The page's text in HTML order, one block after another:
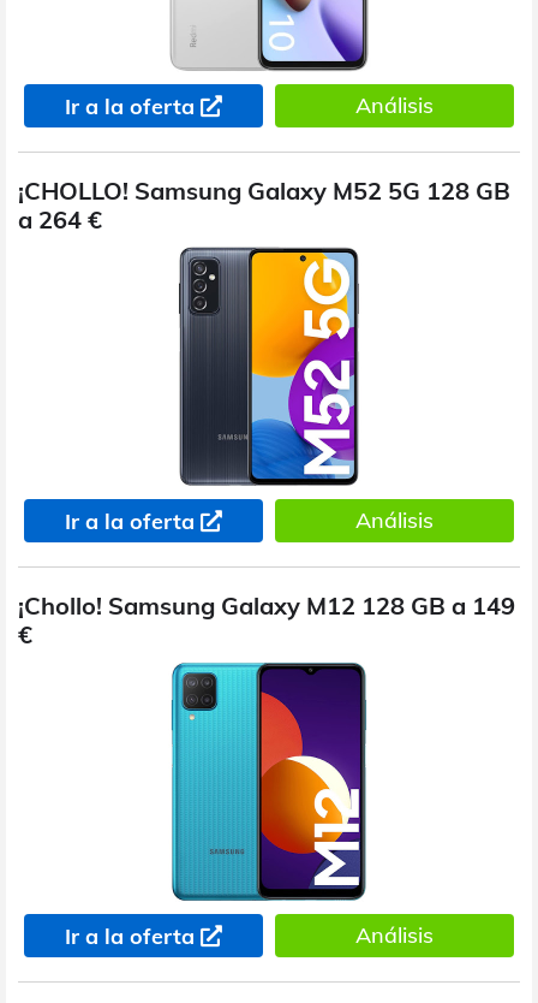
Ir a la oferta Análisis
¡CHOLLO! Samsung Galaxy M52 5G 128 GB
a 264 €
Ir a la oferta Análisis
¡Chollo! Samsung Galaxy M12 128 GB a 149
€
Ir a la oferta Análisis